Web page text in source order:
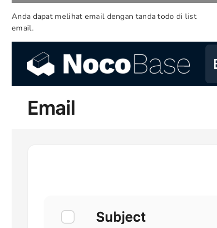
Anda dapat melihat email dengan tanda todo di list
email.